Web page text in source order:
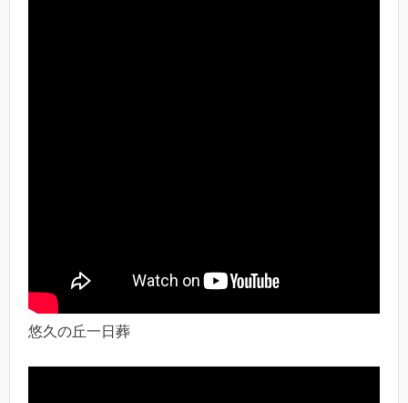
悠久の丘一日葬